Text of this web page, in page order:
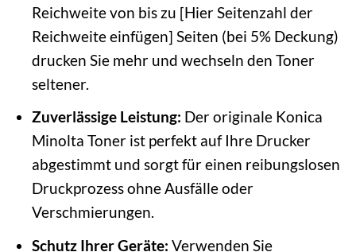
Reichweite von bis zu [Hier Seitenzahl der
Reichweite einfügen] Seiten (bei 5% Deckung)
drucken Sie mehr und wechseln den Toner
seltener.
Zuverlässige Leistung: Der originale Konica
Minolta Toner ist perfekt auf Ihre Drucker
abgestimmt und sorgt für einen reibungslosen
Druckprozess ohne Ausfälle oder
Verschmierungen.
Schutz Ihrer Geräte: Verwenden Sie